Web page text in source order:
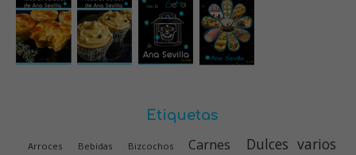
Etiquetas
Arroces Bebidas Bizcochos Carnes Dulces varios